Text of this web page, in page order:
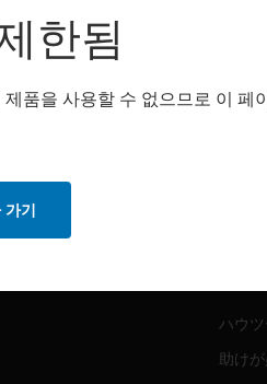
자동화
ハウ
助け
한됨
품을 사용할 수 없으므로 이 페
가기